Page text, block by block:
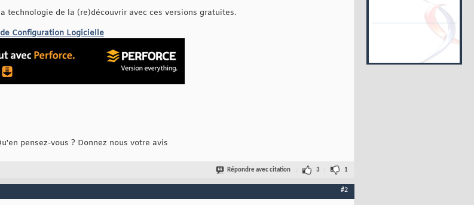
technologie de la (re)découvrir avec ces versions gratuites.
Configuration Logicielle
pensez-vous ? Donnez nous votre avis
Répondre avec citation 3 1
#2